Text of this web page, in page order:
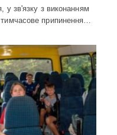
у зв'язку з виконанням
тимчасове припинення…